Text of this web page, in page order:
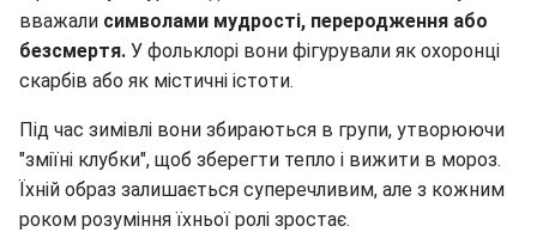
вважали символами мудрості, переродження або
безсмертя. У фольклорі вони фігурували як охоронці
скарбів або як містичні істоти.
Під час зимівлі вони збираються в групи, утворюючи
"зміїні клубки", щоб зберегти тепло і вижити в мороз.
Їхній образ залишається суперечливим, але з кожним
роком розуміння їхньої ролі зростає.